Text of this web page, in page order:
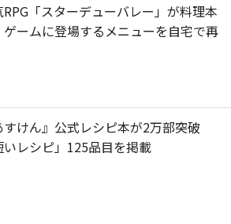
RPG「スターデューバレー」が料理本
ームに登場するメニューを自宅で再
すけん』公式レシピ本が2万部突破
いレシピ」125品目を掲載